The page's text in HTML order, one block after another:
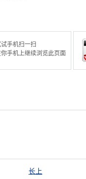
手机扫一扫
手机上继续浏览此页面
长上